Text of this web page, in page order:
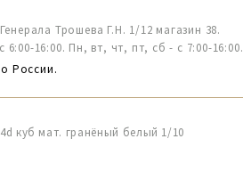
Трошева Г.Н. 1/12 магазин 38.
6:00-16:00. Пн, вт, чт, пт, сб - с 7:00-16:00.
России.
куб мат. гранёный белый 1/10